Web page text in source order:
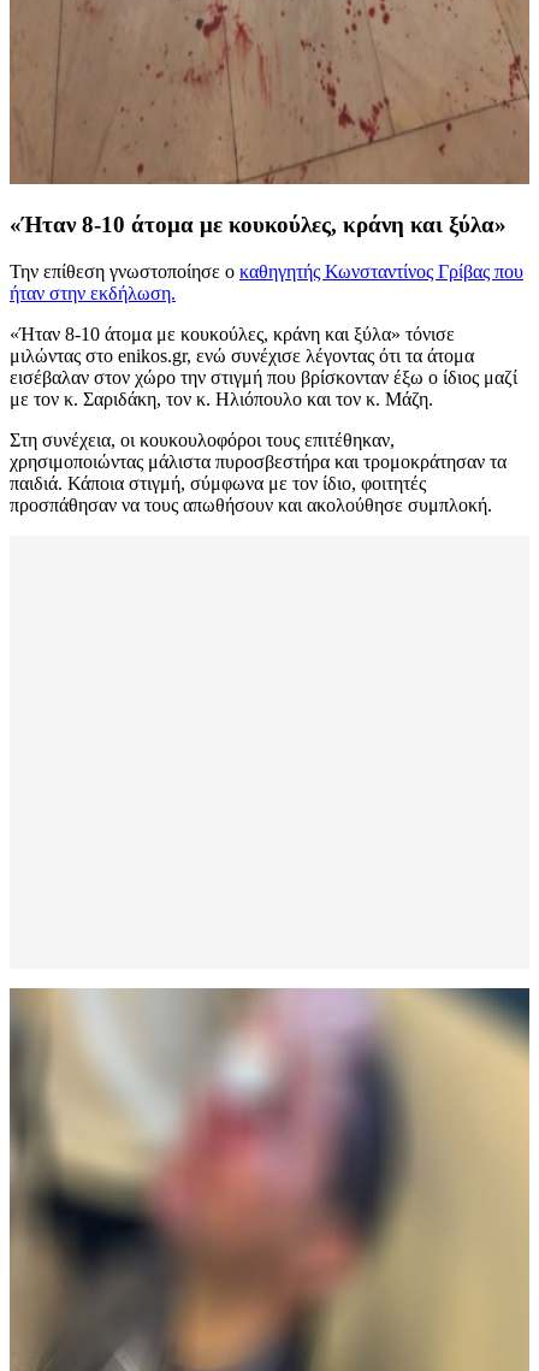
«Ήταν 8-10 άτομα με κουκούλες, κράνη και ξύλα»
Την επίθεση γνωστοποίησε ο καθηγητής Κωνσταντίνος Γρίβας που
ήταν στην εκδήλωση.
«Ήταν 8-10 άτομα με κουκούλες, κράνη και ξύλα» τόνισε
μιλώντας στο enikos.gr, ενώ συνέχισε λέγοντας ότι τα άτομα
εισέβαλαν στον χώρο την στιγμή που βρίσκονταν έξω ο ίδιος μαζί
με τον κ. Σαριδάκη, τον κ. Ηλιόπουλο και τον κ. Μάζη.
Στη συνέχεια, οι κουκουλοφόροι τους επιτέθηκαν,
χρησιμοποιώντας μάλιστα πυροσβεστήρα και τρομοκράτησαν τα
παιδιά. Κάποια στιγμή, σύμφωνα με τον ίδιο, φοιτητές
προσπάθησαν να τους απωθήσουν και ακολούθησε συμπλοκή.